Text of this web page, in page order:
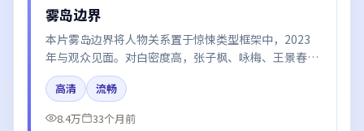
雾岛边界
本片雾岛边界将人物关系置于惊悚类型框架中，2023
年与观众见面。对白密度高，张子枫、咏梅、王景春的
台词节奏值得关注；整体气质偏泰国都市与冷色调摄
影。
高清
流畅
8.4万
33个月前